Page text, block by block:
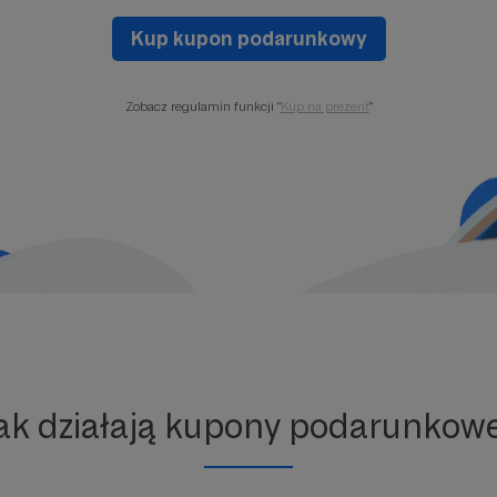
Kup kupon podarunkowy
Zobacz regulamin funkcji "Kup na prezent"
działają kupony